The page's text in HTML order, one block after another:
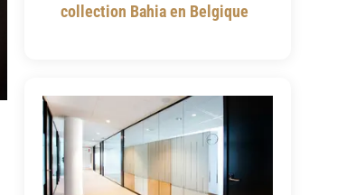
collection Bahia en Belgique